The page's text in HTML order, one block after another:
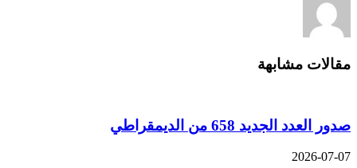
مقالات مشابهة
صدور العدد الجديد 658 من الديمقراطي
2026-07-07